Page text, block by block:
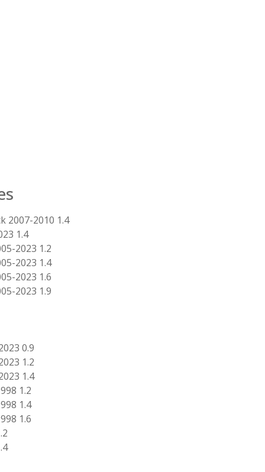
2007-2010 1.4
1.4
2023 1.2
2023 1.4
2023 1.6
2023 1.9
0.9
1.2
1.4
1.2
1.4
1.6